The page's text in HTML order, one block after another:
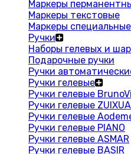
Маркеры
Маркеры текстовые
Маркеры специальные
Ручки
Наборы гелевых и
Подарочные ручки
Ручки
Ручки гелевые
Ручки гелевые
Ручки гелевые ZUIXUA
Ручки гелевые
Ручки гелевые PIANO
Ручки гелевые ASMAR
Ручки гелевые BASIR